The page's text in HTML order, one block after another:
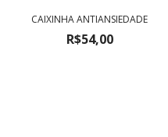
CAIXINHA ANTIANSIEDADE
R$54,00